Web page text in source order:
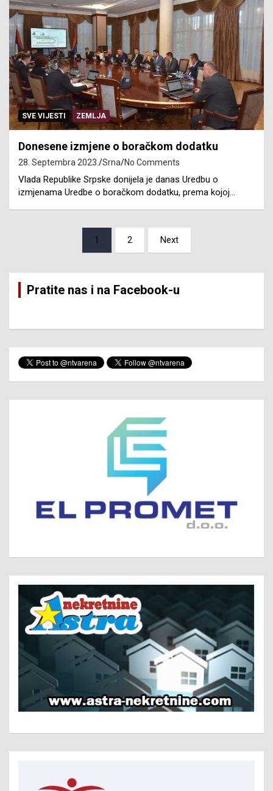
SVE VIJESTI ZEMLJA
Donesene izmjene o boračkom dodatku
28. Septembra 2023. Srna No Comments
Vlada Republike Srpske donijela je danas Uredbu o
izmjenama Uredbe o boračkom dodatku, prema kojoj…
1 2 Next
Pratite nas i na Facebook-u